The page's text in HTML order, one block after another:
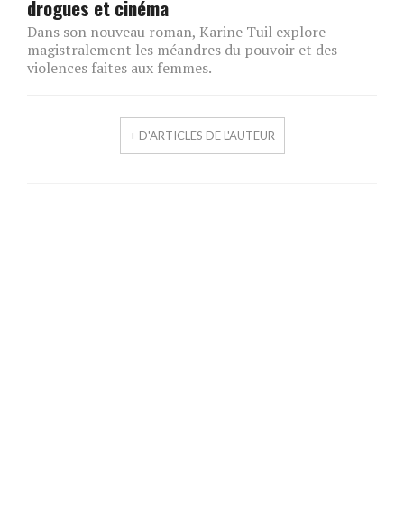
drogues et cinéma
Dans son nouveau roman, Karine Tuil explore
magistralement les méandres du pouvoir et des
violences faites aux femmes.
+ D'ARTICLES DE L'AUTEUR